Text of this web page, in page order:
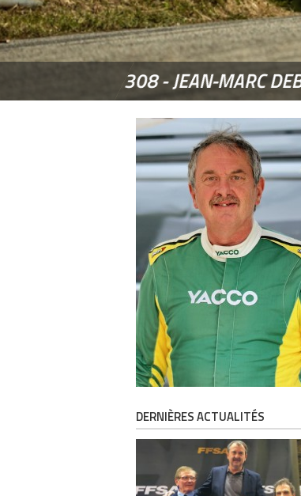
308 -JEAN-MARC
DERNIÈRES ACTUALITÉS